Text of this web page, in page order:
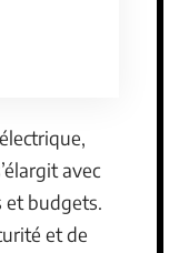
avec
et budgets.
et de